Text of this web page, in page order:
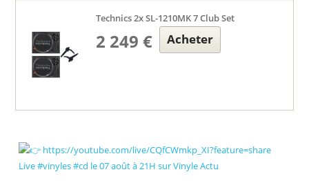
Technics 2x SL-1210MK 7 Club Set
2 249 € Acheter
Live #vinyles #cd le 07 août à 21H sur Vinyle Actu